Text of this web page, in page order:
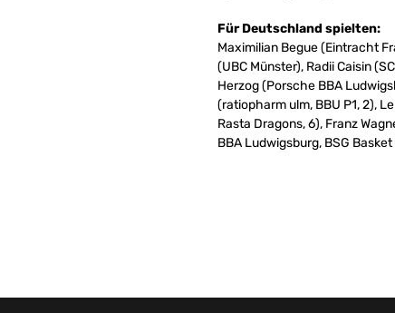
Für Deutschland spielten:
Maximilian Begue (Eintracht
(UBC Münster), Radii Caisin
Herzog (Porsche BBA
(ratiopharm ulm, BBU P1, 2),
Rasta Dragons, 6), Franz
BBA Ludwigsburg, BSG